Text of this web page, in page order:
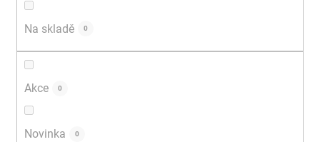
Na skladě 0
Akce 0
Novinka 0